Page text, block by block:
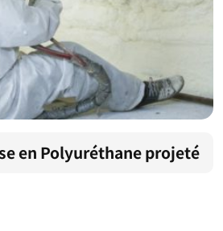
en Polyuréthane projeté